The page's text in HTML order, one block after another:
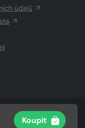
Koupit
údajů
a.s.a dodavatelé